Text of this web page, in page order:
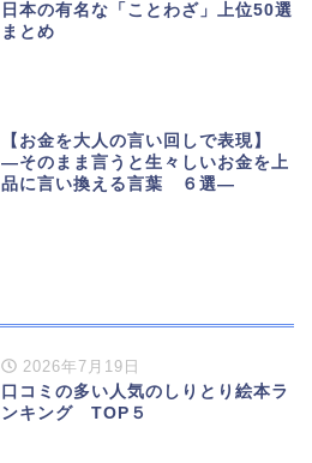
日本の有名な「ことわざ」上位50選
まとめ
【お金を大人の言い回しで表現】
―そのまま言うと生々しいお金を上
品に言い換える言葉 ６選―
2026年7月19日
口コミの多い人気のしりとり絵本ラ
ンキング TOP５